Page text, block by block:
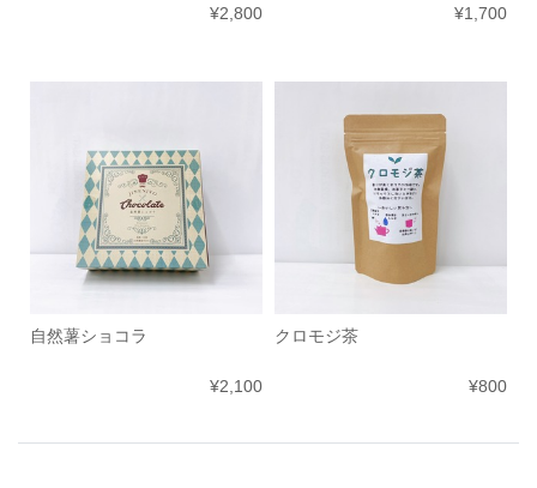
¥2,800 ¥1,700
自然薯ショコラ
¥2,100
クロモジ茶
¥800